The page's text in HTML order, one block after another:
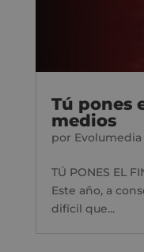
Tú pones
medios
por Evolumedia
TÚ PONES EL
Este año, a
difícil que...